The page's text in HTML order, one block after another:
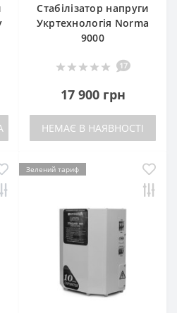
Стабілізатор напруги
Укртехнологія Norma
9000
17
17 900 грн
НЕМАЄ В НАЯВНОСТІ
Зелений тариф